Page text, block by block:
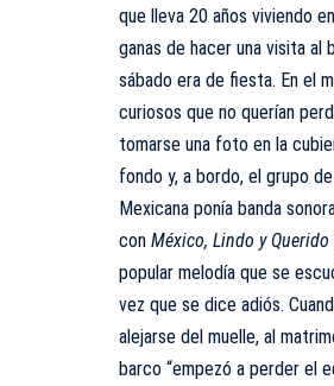
que lleva 20 años viviendo
ganas de hacer una visita al
sábado era de fiesta. En el
curiosos que no querían
tomarse una foto en la
fondo y, a bordo, el grupo
Mexicana ponía banda
con México, Lindo y Querido
popular melodía que se
vez que se dice adiós.
alejarse del muelle, al
barco “empezó a perder el